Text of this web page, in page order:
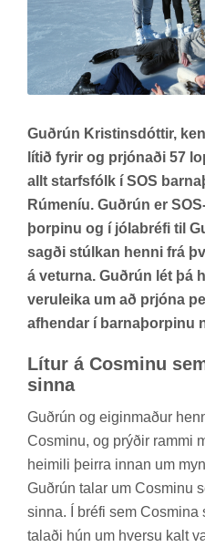
Guðrún Kristinsdóttir,
lítið fyrir og prjónaði 57
allt starfsfólk í SOS
Rúmeníu. Guðrún er
þorpinu og í jólabréfi til
sagði stúlkan henni frá
á veturna. Guðrún lét þá
veruleika um að prjóna
afhendar í barnaþorpinu
Lít­ur á Cos­m­inu
sinna
Guð­rún og eig­in­mað­ur
Cos­m­inu, og prýð­ir rammi
heim­ili þeirra inn­an um
Guð­rún tal­ar um Cos­m­inu
sinna. Í bréfi sem Cos­mina
tal­aði hún um hversu kalt